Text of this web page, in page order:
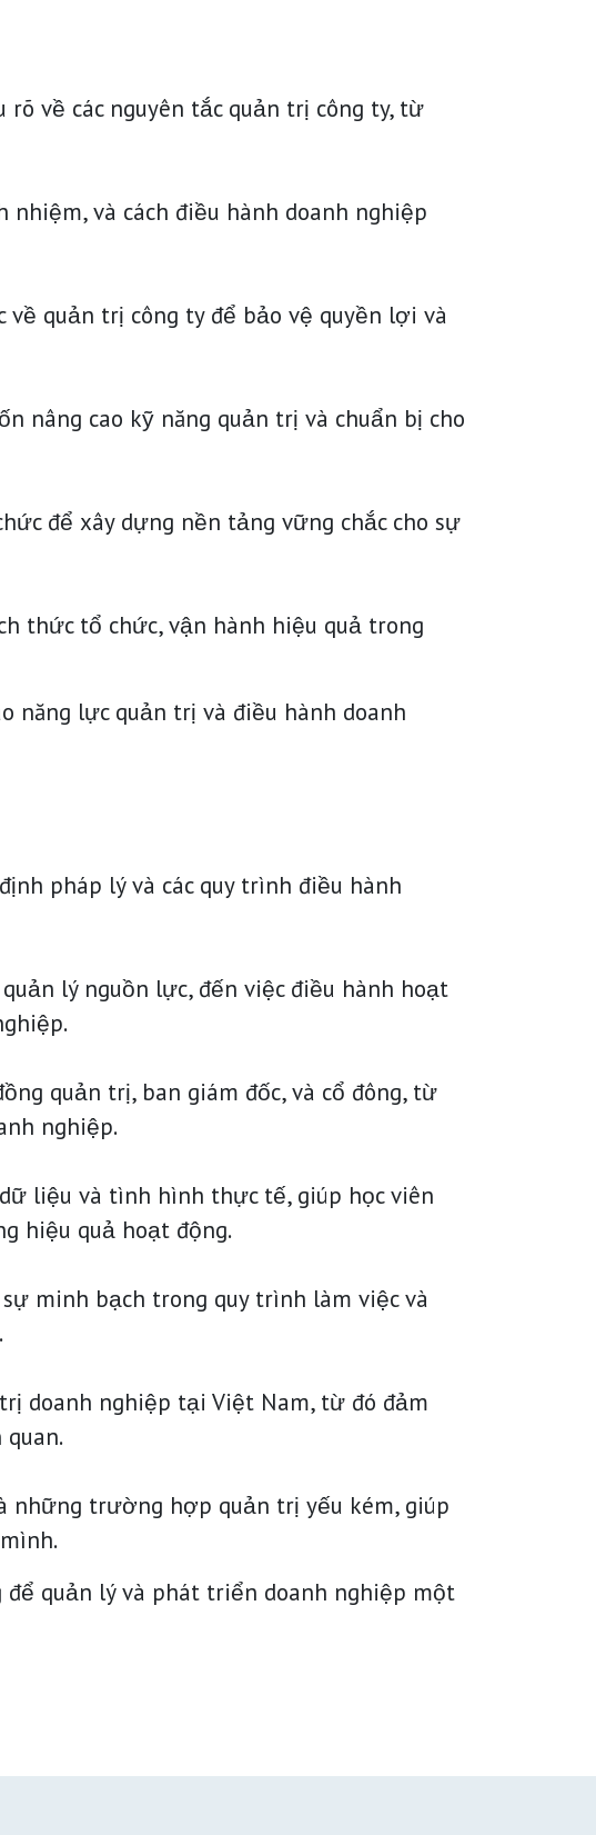
về các nguyên tắc quản trị công ty, từ
nhiệm, và cách điều hành doanh nghiệp
quản trị công ty để bảo vệ quyền lợi và
nâng cao kỹ năng quản trị và chuẩn bị cho
để xây dựng nền tảng vững chắc cho sự
thức tổ chức, vận hành hiệu quả trong
năng lực quản trị và điều hành doanh
pháp lý và các quy trình điều hành
lý nguồn lực, đến việc điều hành hoạt
quản trị, ban giám đốc, và cổ đông, từ
nghiệp.
liệu và tình hình thực tế, giúp học viên
hiệu quả hoạt động.
minh bạch trong quy trình làm việc và
doanh nghiệp tại Việt Nam, từ đó đảm
những trường hợp quản trị yếu kém, giúp
quản lý và phát triển doanh nghiệp một